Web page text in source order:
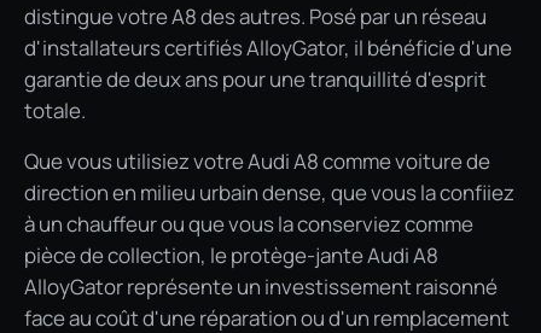
distingue votre A8 des autres. Posé par un réseau
d'installateurs certifiés AlloyGator, il bénéficie d'une
garantie de deux ans pour une tranquillité d'esprit
totale.
Que vous utilisiez votre Audi A8 comme voiture de
direction en milieu urbain dense, que vous la confiiez
à un chauffeur ou que vous la conserviez comme
pièce de collection, le protège-jante Audi A8
AlloyGator représente un investissement raisonné
face au coût d'une réparation ou d'un remplacement